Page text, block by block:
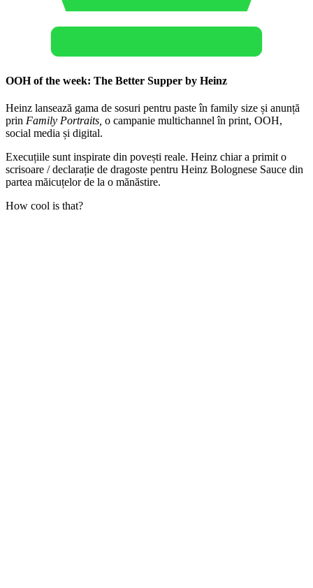
OOH of the week: The Better Supper by Heinz
Heinz lansează gama de sosuri pentru paste în family size și anunță
prin Family Portraits, o campanie multichannel în print, OOH,
social media și digital.
Execuțiile sunt inspirate din povești reale. Heinz chiar a primit o
scrisoare / declarație de dragoste pentru Heinz Bolognese Sauce din
partea măicuțelor de la o mănăstire.
How cool is that?